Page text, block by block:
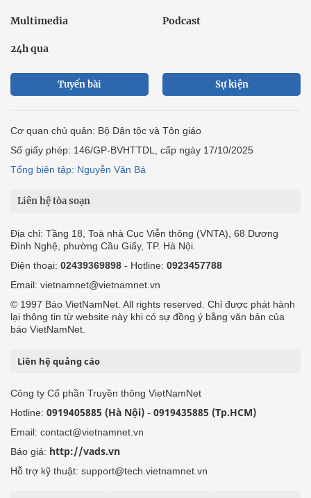
Multimedia Podcast
24h qua
Tuyến bài Sự kiện
Cơ quan chủ quản: Bộ Dân tộc và Tôn giáo
Số giấy phép: 146/GP-BVHTTDL, cấp ngày 17/10/2025
Tổng biên tập: Nguyễn Văn Bá
Liên hệ tòa soạn
Địa chỉ: Tầng 18, Toà nhà Cục Viễn thông (VNTA), 68 Dương
Đình Nghệ, phường Cầu Giấy, TP. Hà Nội.
Điện thoại: 02439369898 - Hotline: 0923457788
Email: vietnamnet@vietnamnet.vn
© 1997 Báo VietNamNet. All rights reserved. Chỉ được phát hành
lại thông tin từ website này khi có sự đồng ý bằng văn bản của
báo VietNamNet.
Liên hệ quảng cáo
Công ty Cổ phần Truyền thông VietNamNet
Hotline: 0919405885 (Hà Nội) - 0919435885 (Tp.HCM)
Email: contact@vietnamnet.vn
Báo giá: http://vads.vn
Hỗ trợ kỹ thuật: support@tech.vietnamnet.vn